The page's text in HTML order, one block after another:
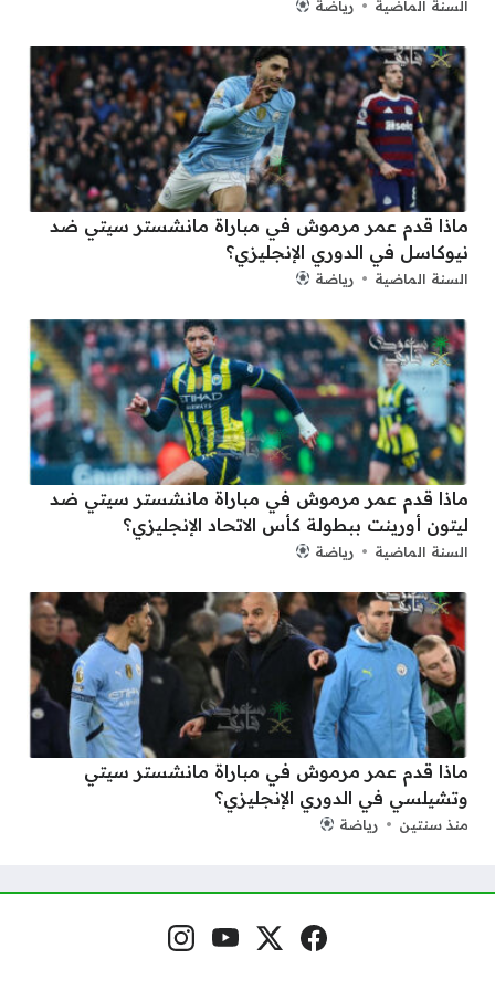
السنة الماضية رياضة
ماذا قدم عمر مرموش في مباراة مانشستر سيتي ضد
نيوكاسل في الدوري الإنجليزي؟
السنة الماضية رياضة
ماذا قدم عمر مرموش في مباراة مانشستر سيتي ضد
ليتون أورينت ببطولة كأس الاتحاد الإنجليزي؟
السنة الماضية رياضة
ماذا قدم عمر مرموش في مباراة مانشستر سيتي
وتشيلسي في الدوري الإنجليزي؟
منذ سنتين رياضة
مواقع التواصل فيسبوكمنصة إكس
يوتيوبإنستغرام